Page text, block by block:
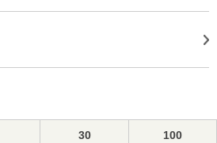
30
100